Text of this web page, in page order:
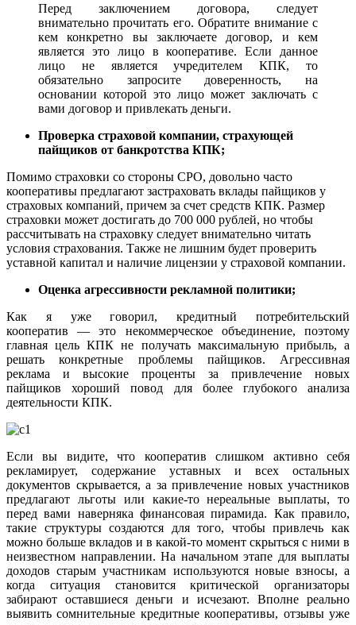
Перед заключением договора, следует
внимательно прочитать его. Обратите внимание с
кем конкретно вы заключаете договор, и кем
является это лицо в кооперативе. Если данное
лицо не является учредителем КПК, то
обязательно запросите доверенность, на
основании которой это лицо может заключать с
вами договор и привлекать деньги.
Проверка страховой компании, страхующей
пайщиков от банкротства КПК;
Помимо страховки со стороны СРО, довольно часто
кооперативы предлагают застраховать вклады пайщиков у
страховых компаний, причем за счет средств КПК. Размер
страховки может достигать до 700 000 рублей, но чтобы
рассчитывать на страховку следует внимательно читать
условия страхования. Также не лишним будет проверить
уставной капитал и наличие лицензии у страховой компании.
Оценка агрессивности рекламной политики;
Как я уже говорил, кредитный потребительский
кооператив — это некоммерческое объединение, поэтому
главная цель КПК не получать максимальную прибыль, а
решать конкретные проблемы пайщиков. Агрессивная
реклама и высокие проценты за привлечение новых
пайщиков хороший повод для более глубокого анализа
деятельности КПК.
Если вы видите, что кооператив слишком активно себя
рекламирует, содержание уставных и всех остальных
документов скрывается, а за привлечение новых участников
предлагают льготы или какие-то нереальные выплаты, то
перед вами наверняка финансовая пирамида. Как правило,
такие структуры создаются для того, чтобы привлечь как
можно больше вкладов и в какой-то момент скрыться с ними в
неизвестном направлении. На начальном этапе для выплаты
доходов старым участникам используются новые взносы, а
когда ситуация становится критической организаторы
забирают оставшиеся деньги и исчезают. Вполне реально
выявить сомнительные кредитные кооперативы, отзывы уже